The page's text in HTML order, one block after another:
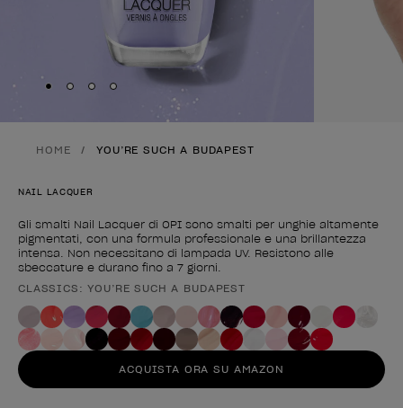
Skip to slide
Skip to slide
Skip to slide3
Skip to slide
HOME YOU’RE SUCH A BUDAPEST
NAIL LACQUER
Gli smalti Nail Lacquer di OPI sono smalti per unghie altamente
pigmentati, con una formula professionale e una brillantezza
intensa. Non necessitano di lampada UV. Resistono alle
sbeccature e durano fino a 7 giorni.
Forma del prodotto
CLASSICS: YOU’RE SUCH A BUDAPEST
ACQUISTA ORA SU AMAZON